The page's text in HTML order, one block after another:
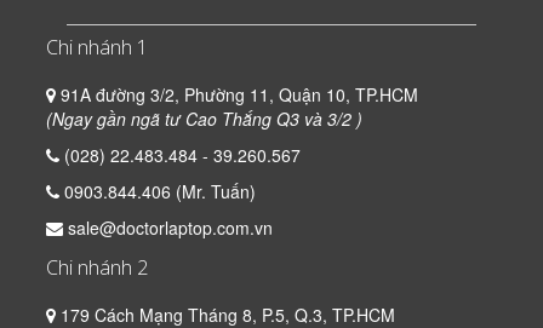
Chi nhánh 1
91A đường 3/2, Phường 11, Quận 10, TP.HCM
(Ngay gần ngã tư Cao Thắng Q3 và 3/2 )
(028) 22.483.484 - 39.260.567
0903.844.406 (Mr. Tuấn)
sale@doctorlaptop.com.vn
Chi nhánh 2
179 Cách Mạng Tháng 8, P.5, Q.3, TP.HCM